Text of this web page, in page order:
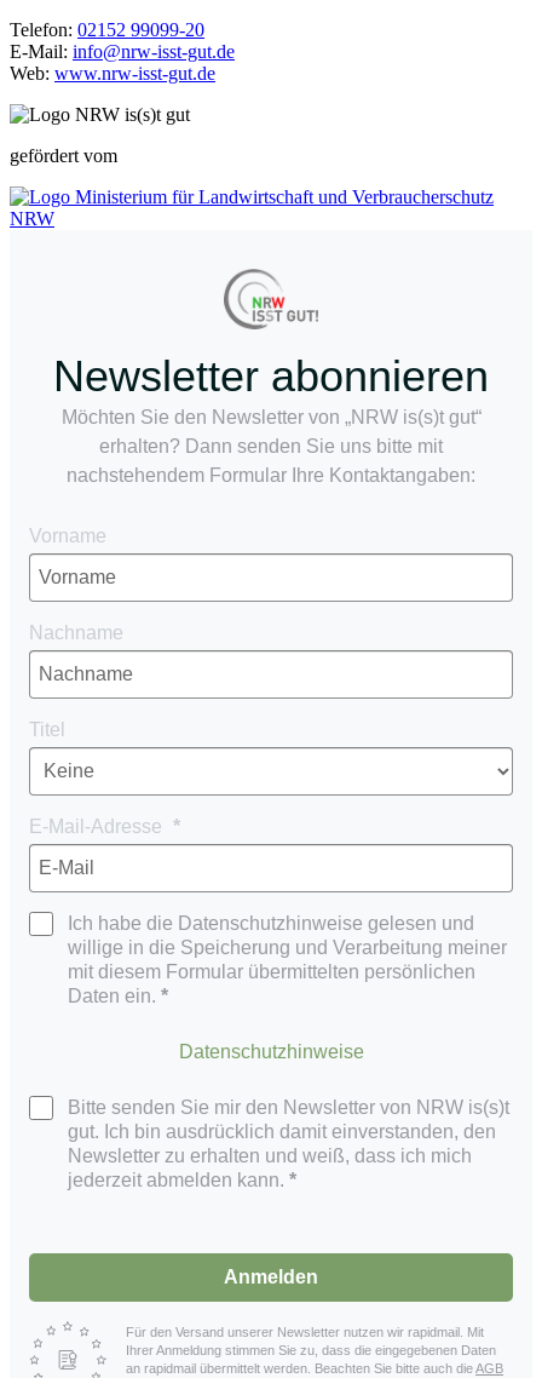
Telefon: 02152 99099-20
E-Mail: info@nrw-isst-gut.de
Web: www.nrw-isst-gut.de
gefördert vom
Newsletter abonnieren
Möchten Sie den Newsletter von „NRW is(s)t gut“
erhalten? Dann senden Sie uns bitte mit
nachstehendem Formular Ihre Kontaktangaben:
Vorname
Nachname
Titel
E-Mail-Adresse
Ich habe die Datenschutzhinweise gelesen und
willige in die Speicherung und Verarbeitung meiner
mit diesem Formular übermittelten persönlichen
Daten ein.
Datenschutzhinweise
Bitte senden Sie mir den Newsletter von NRW is(s)t
gut. Ich bin ausdrücklich damit einverstanden, den
Newsletter zu erhalten und weiß, dass ich mich
jederzeit abmelden kann.
Anmelden
Für den Versand unserer Newsletter nutzen wir rapidmail. Mit
Ihrer Anmeldung stimmen Sie zu, dass die eingegebenen Daten
an rapidmail übermittelt werden. Beachten Sie bitte auch dieAGB